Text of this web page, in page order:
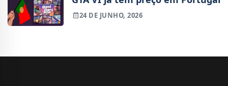
24 DE JUNHO, 2026